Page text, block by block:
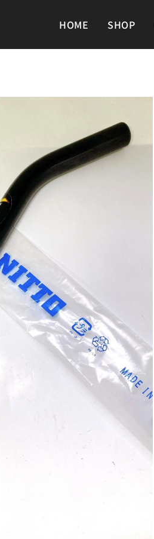
HOME SHOP